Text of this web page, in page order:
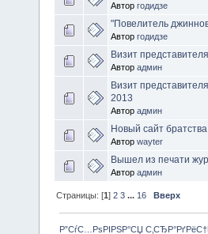
Автор годидзе
"Повелитель
Автор годидзе
Визит
Автор админ
Визит
2013
Автор админ
Новый сайт
Автор wayter
Вышел из печати
Автор админ
Страницы: [1]2 3 ... 16 Вверх
Р”СѓС…РѕРІРЅР°СЏ